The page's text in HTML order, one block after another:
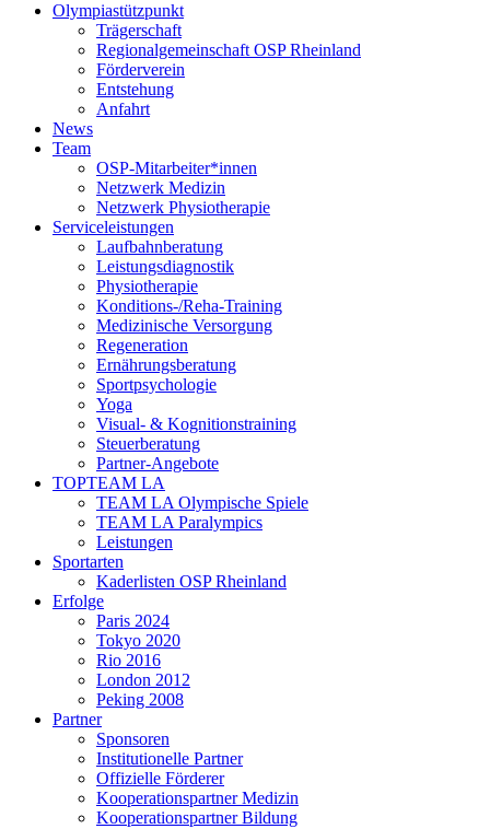
Olympiastützpunkt
Trägerschaft
Regionalgemeinschaft OSP Rheinland
Förderverein
Entstehung
Anfahrt
News
Team
OSP-Mitarbeiter*innen
Netzwerk Medizin
Netzwerk Physiotherapie
Serviceleistungen
Laufbahnberatung
Leistungsdiagnostik
Physiotherapie
Konditions-/Reha-Training
Medizinische Versorgung
Regeneration
Ernährungsberatung
Sportpsychologie
Yoga
Visual- & Kognitionstraining
Steuerberatung
Partner-Angebote
TOPTEAM LA
TEAM LA Olympische Spiele
TEAM LA Paralympics
Leistungen
Sportarten
Kaderlisten OSP Rheinland
Erfolge
Paris 2024
Tokyo 2020
Rio 2016
London 2012
Peking 2008
Partner
Sponsoren
Institutionelle Partner
Offizielle Förderer
Kooperationspartner Medizin
Kooperationspartner Bildung